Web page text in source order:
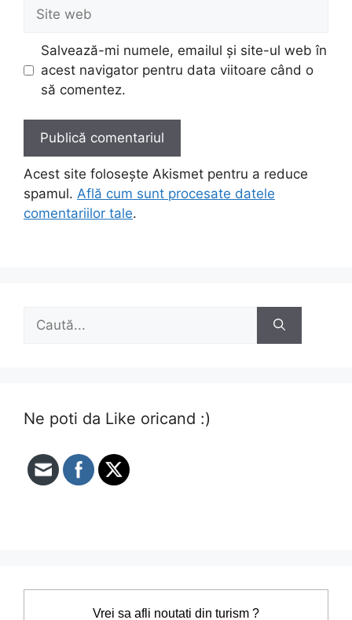
web
Salvează-mi numele, emailul și site-ul web în
acest navigator pentru data viitoare când o
să comentez.
Acest site folosește Akismet pentru a reduce
spamul. Află cum sunt procesate datele
comentariilor tale.
după:
Ne poti da Like oricand :)
Vrei sa afli noutati din turism ?